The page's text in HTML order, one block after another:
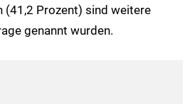
(41,2 Prozent) sind weitere
genannt wurden.